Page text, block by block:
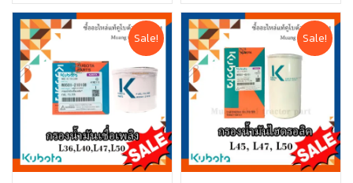
was:
฿60.00.
is:
฿60.00.
was:
฿5.00.
is:
฿5.00.
Sale! Sale!